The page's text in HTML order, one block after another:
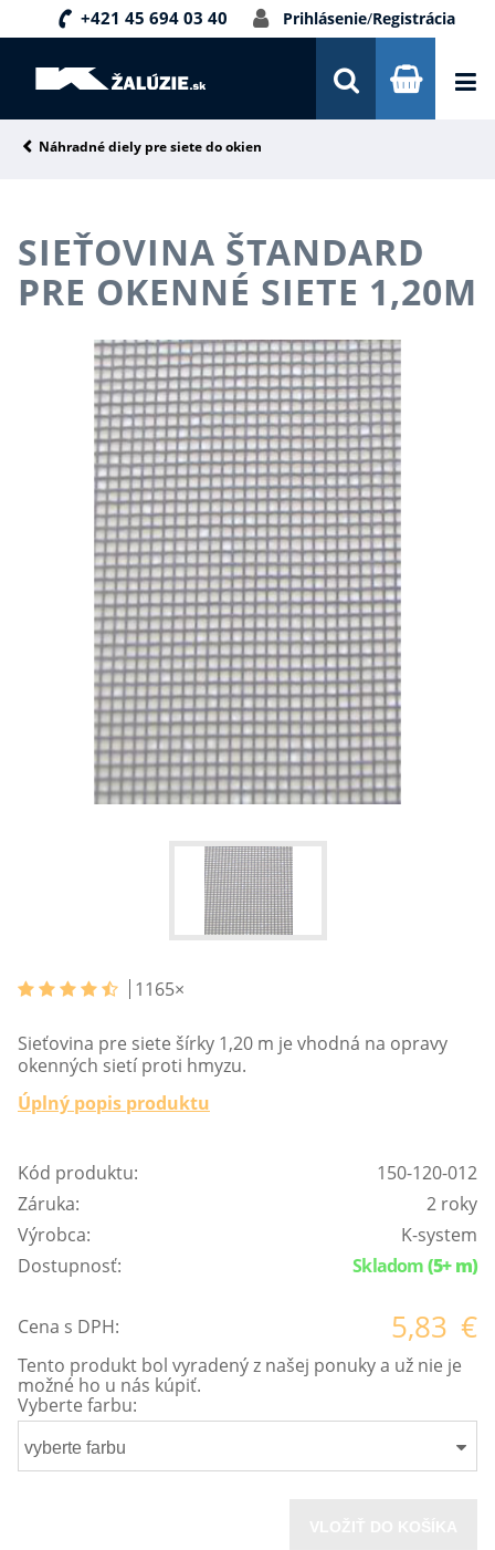
+421 45 694 03 40 Prihlásenie/Registrácia
DOPRAVA A PLATBA
PORADŇA
NOVINKY
Náhradné diely pre siete do okien
SIEŤOVINA ŠTANDARD
PRE OKENNÉ SIETE 1,20M
1165×
Sieťovina pre siete šírky 1,20 m je vhodná na opravy
okenných sietí proti hmyzu.
Úplný popis produktu
Kód produktu:
150-120-012
Záruka:
2 roky
Výrobca:
K-system
Dostupnosť:
Skladom(5+ m)
Cena s DPH: 5,83 €
Tento produkt bol vyradený z našej ponuky a už nie je
možné ho u nás kúpiť.
Vyberte farbu:
vyberte farbu